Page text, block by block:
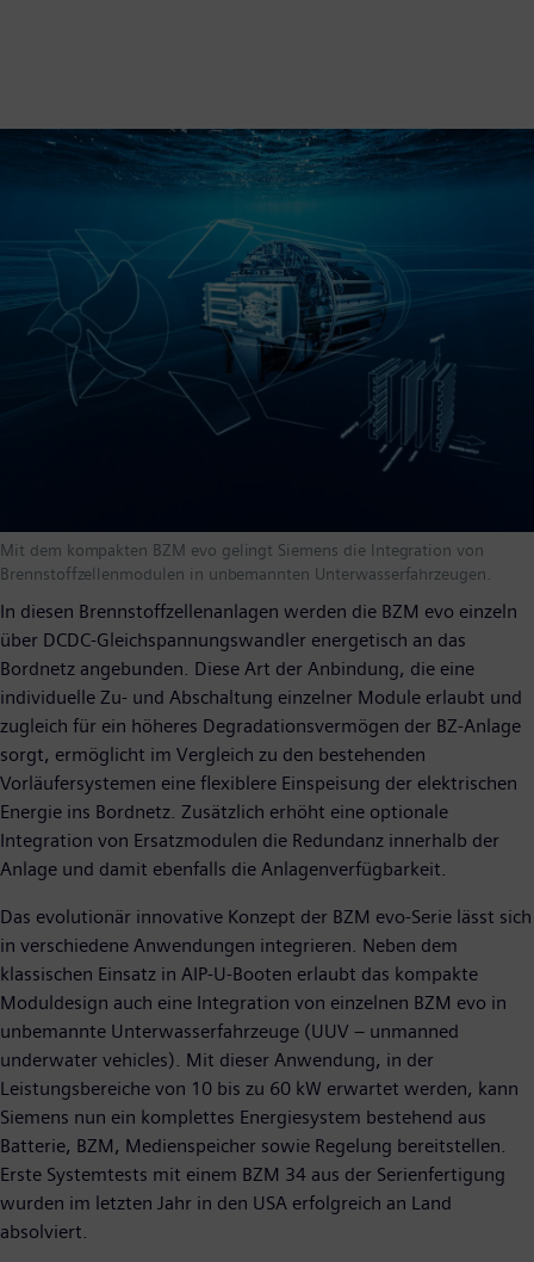
Mit dem kompakten BZM evo gelingt Siemens die Integration von
Brennstoffzellenmodulen in unbemannten Unterwasserfahrzeugen.
In diesen Brennstoffzellenanlagen werden die BZM evo einzeln
über DCDC-Gleichspannungswandler energetisch an das
Bordnetz angebunden. Diese Art der Anbindung, die eine
individuelle Zu- und Abschaltung einzelner Module erlaubt und
zugleich für ein höheres Degradationsvermögen der BZ-Anlage
sorgt, ermöglicht im Vergleich zu den bestehenden
Vorläufersystemen eine flexiblere Einspeisung der elektrischen
Energie ins Bordnetz. Zusätzlich erhöht eine optionale
Integration von Ersatzmodulen die Redundanz innerhalb der
Anlage und damit ebenfalls die Anlagenverfügbarkeit.
Das evolutionär innovative Konzept der BZM evo-Serie lässt sich
in verschiedene Anwendungen integrieren. Neben dem
klassischen Einsatz in AIP-U-Booten erlaubt das kompakte
Moduldesign auch eine Integration von einzelnen BZM evo in
unbemannte Unterwasserfahrzeuge (UUV – unmanned
underwater vehicles). Mit dieser Anwendung, in der
Leistungsbereiche von 10 bis zu 60 kW erwartet werden, kann
Siemens nun ein komplettes Energiesystem bestehend aus
Batterie, BZM, Medienspeicher sowie Regelung bereitstellen.
Erste Systemtests mit einem BZM 34 aus der Serienfertigung
wurden im letzten Jahr in den USA erfolgreich an Land
absolviert.